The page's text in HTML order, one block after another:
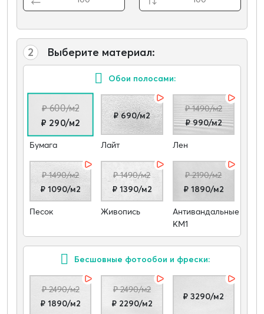
2 Выберите материал:
Обои полосами:
₽ 600/м2
₽ 290/м2
Бумага
₽ 690/м2
Лайт
₽ 1490/м2
₽ 990/м2
Лен
₽ 1490/м2
₽ 1090/м2
Песок
₽ 1490/м2
₽ 1390/м2
Живопись
₽ 2190/м2
₽ 1890/м2
Антивандальные
КМ1
Бесшовные фотообои и фрески:
₽ 2490/м2
₽ 1890/м2
₽ 2490/м2
₽ 2290/м2
₽ 3290/м2